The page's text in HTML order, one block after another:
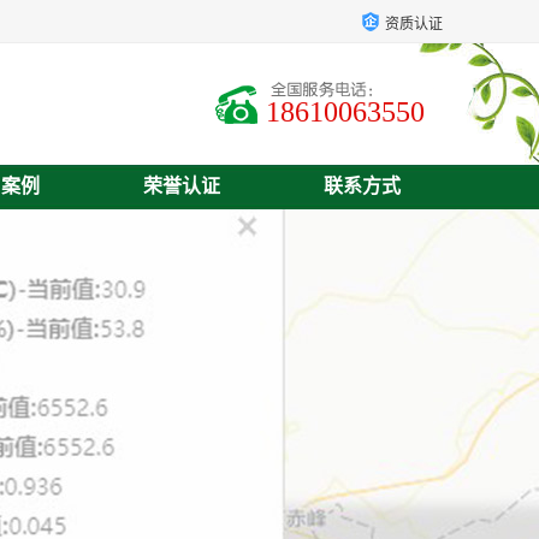
资质认证
18610063550
例 荣誉认证 联系方式